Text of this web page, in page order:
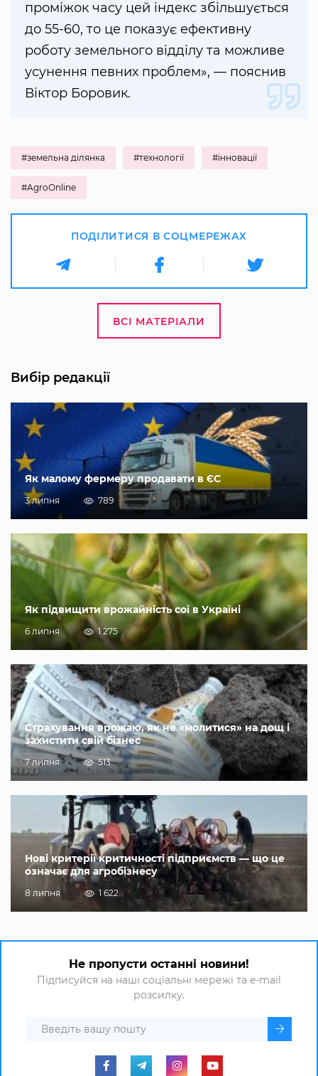
проміжок часу цей індекс збільшується
до 55-60, то це показує ефективну
роботу земельного відділу та можливе
усунення певних проблем», — пояснив
Віктор Боровик.
#земельна ділянка #технології #інновації
#AgroOnline
ПОДІЛИТИСЯ В СОЦМЕРЕЖАХ
ВСІ МАТЕРІАЛИ
Вибір редакції
Як малому фермеру продавати в ЄС
3 липня 789
Як підвищити врожайність сої в Україні
6 липня 1 275
Страхування врожаю, як не «молитися» на дощ і
захистити свій бізнес
7 липня 513
Нові критерії критичності підприємств — що це
означає для агробізнесу
8 липня 1 622
Не пропусти останні новини!
Підписуйся на наші соціальні мережі та e-mail
розсилку.